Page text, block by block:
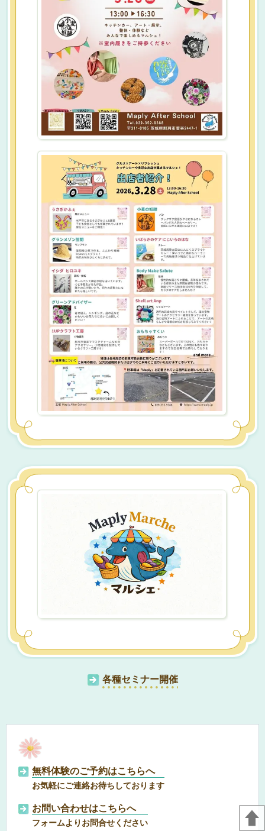
各種セミナー開催
無料体験のご予約はこちらへ
お気軽にご連絡お待ちしております
お問い合わせはこちらへ
フォームよりお問合せください